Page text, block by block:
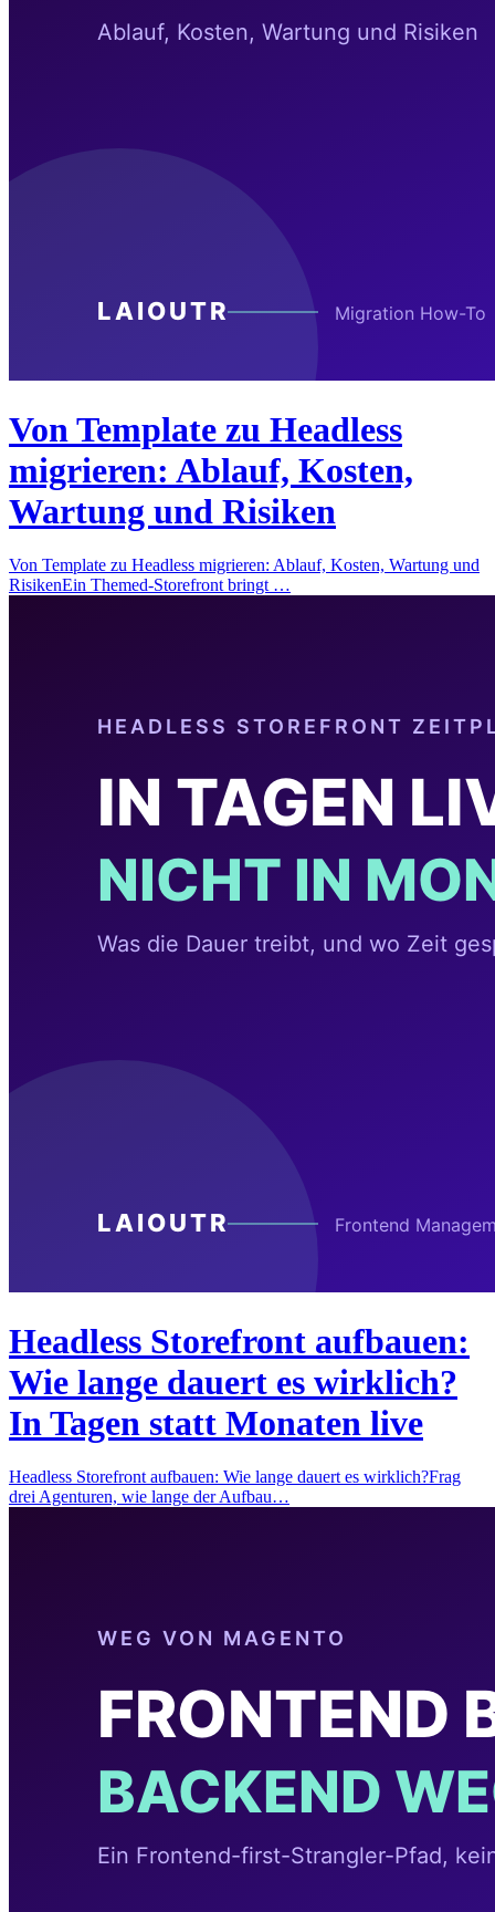
Von Template zu Headless
migrieren: Ablauf, Kosten,
Wartung und Risiken
Von Template zu Headless migrieren: Ablauf, Kosten, Wartung und
RisikenEin Themed-Storefront bringt …
Headless Storefront aufbauen:
Wie lange dauert es wirklich?
In Tagen statt Monaten live
Headless Storefront aufbauen: Wie lange dauert es wirklich?Frag
drei Agenturen, wie lange der Aufbau…